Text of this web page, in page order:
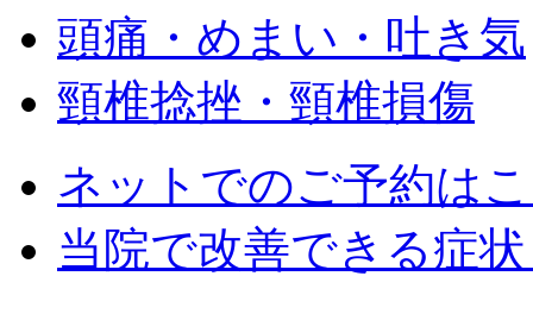
頭痛・めまい・吐き気
頸椎捻挫・頸椎損傷
ネットでのご予約は
当院で改善できる症